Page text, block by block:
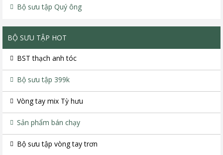
Bộ sưu tập Quý ông
BỘ SƯU TẬP HOT
BST thạch anh tóc
Bộ sưu tập 399k
Vòng tay mix Tỳ hưu
Sản phẩm bán chạy
Bộ sưu tập vòng tay trơn